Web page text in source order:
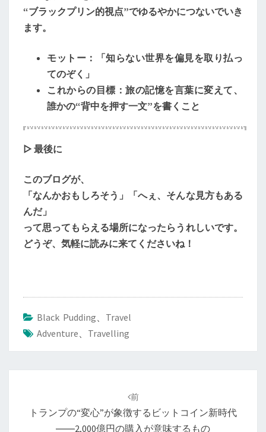
“ブラックプリン的視点”でゆるやかにつないでいき
ます。
モットー：「知らない世界を偏見を取り払っ
てのぞく」
これからの目標：旅の記憶を言葉に変えて、
誰かの“背中を押す一文”を書くこと
▷ 最後に
このブログが、
「なんかおもしろそう」「へぇ、そんな見方もある
んだ」
って思ってもらえる場所になったらうれしいです。
どうぞ、気軽に読みに来てくださいね！
Black Pudding、 Travel
Adventure、 Travelling
前
トランプの“変心”が象徴するビットコイン新時代
――2,000億円の購入が意味するもの